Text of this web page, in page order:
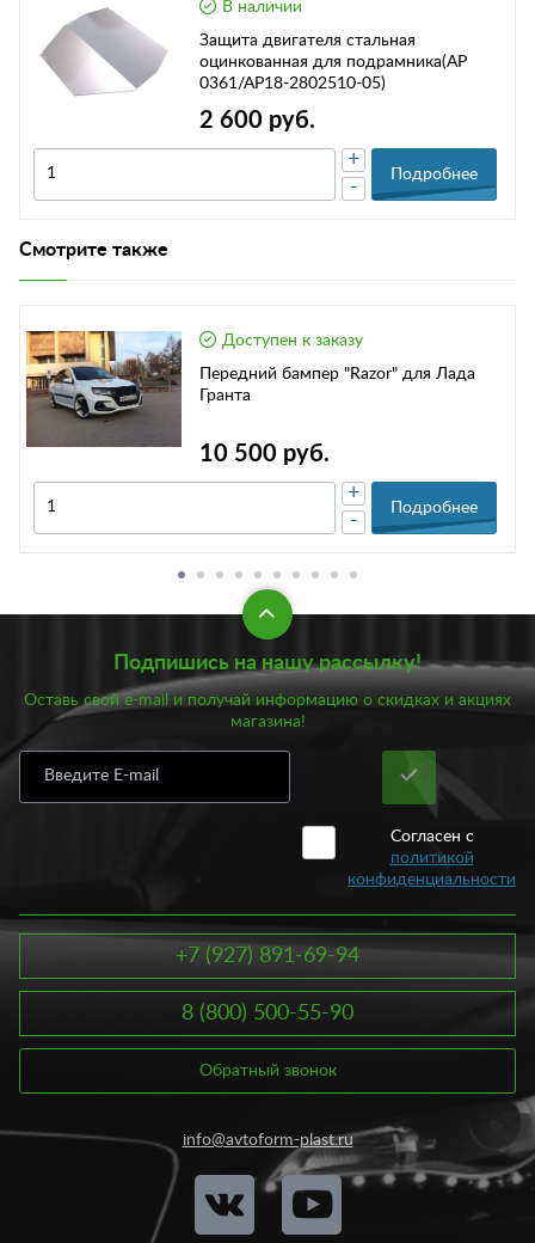
В наличии
Защита двигателя стальная
оцинкованная для подрамника(АР
0361/АР18-2802510-05)
2 600 руб.
-
+
Подробнее
Смотрите также
Доступен к заказу
Передний бампер "Razor" для Лада
Гранта
10 500 руб.
-
+
Подробнее
Подпишись на нашу рассылку!
Оставь свой e-mail и получай информацию о скидках и акциях
магазина!
Согласен с
политикой
конфиденциальности
+7 (927) 891-69-94
8 (800) 500-55-90
Обратный звонок
info@avtoform-plast.ru